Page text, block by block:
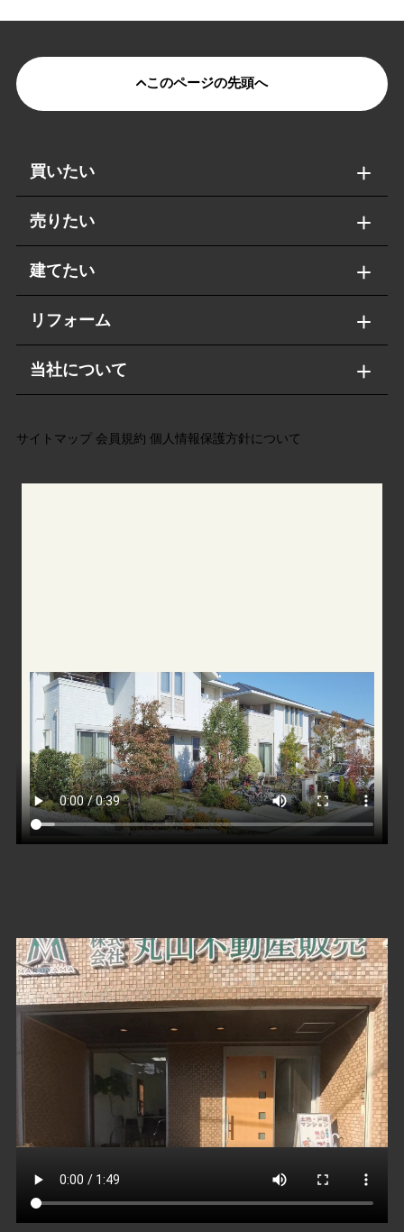
このページの先頭へ
買いたい
売りたい
建てたい
リフォーム
当社について
サイトマップ 会員規約 個人情報保護方針について